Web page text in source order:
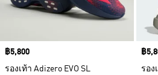
Price
฿5,800
รองเท้า Adizero EVO SL
฿
รอง